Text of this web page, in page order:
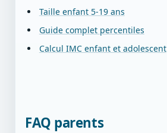
Taille enfant 5-19 ans
Guide complet percentiles
Calcul IMC enfant et adolescent
FAQ parents